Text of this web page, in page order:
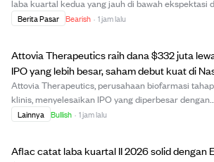
laba kuartal kedua yang jauh di bawah ekspektasi
pengumuman pengunduran diri CEO Peter Jackson.
Berita Pasar Bearish · 1 jam lalu
Attovia Therapeutics raih dana $332 juta
IPO yang lebih besar, saham debut kuat di
Attovia Therapeutics, perusahaan biofarmasi tahap
klinis, menyelesaikan IPO yang diperbesar dengan
menjual 19,55 juta saham, termasuk opsi underwriter,
Lainnya Bullish · 1 jam lalu
Aflac catat laba kuartal II 2026 solid dengan